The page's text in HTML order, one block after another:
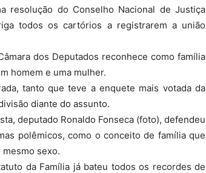
resolução do Conselho Nacional de Justiça
todos os cartórios a registrarem a união
dos Deputados reconhece como família
homem e uma mulher.
tanto que teve a enquete mais votada da
diante do assunto.
deputado Ronaldo Fonseca (foto), defendeu
polêmicos, como o conceito de família que
sexo.
da Família já bateu todos os recordes de